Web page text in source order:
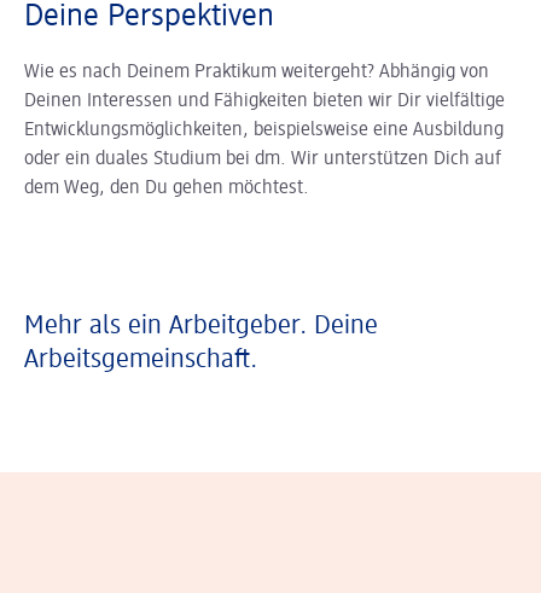
Deine Perspektiven
Wie es nach Deinem Praktikum weitergeht? Abhängig von
Deinen Interessen und Fähigkeiten bieten wir Dir vielfältige
Entwicklungsmöglichkeiten, beispielsweise eine Ausbildung
oder ein duales Studium bei dm. Wir unterstützen Dich auf
dem Weg, den Du gehen möchtest.
Mehr als ein Arbeitgeber. Deine
Arbeitsgemeinschaft.